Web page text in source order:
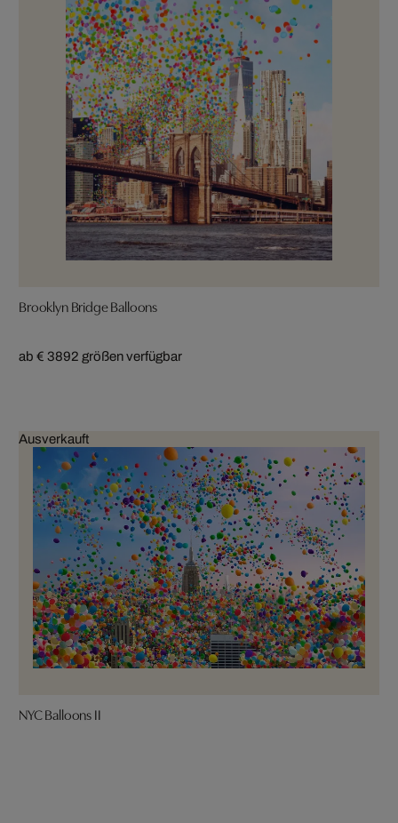
Brooklyn Bridge Balloons
ab € 3892 größen verfügbar
Ausverkauft
NYC Balloons II